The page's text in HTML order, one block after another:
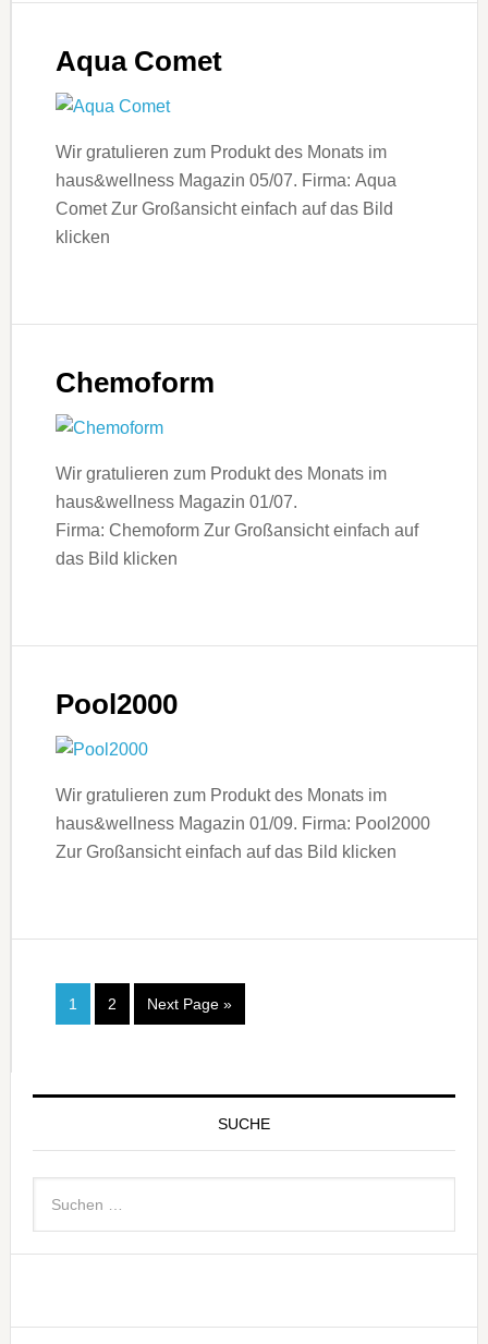
Aqua Comet
Wir gratulieren zum Produkt des Monats im
haus&wellness Magazin 05/07. Firma: Aqua
Comet Zur Großansicht einfach auf das Bild
klicken
Chemoform
Wir gratulieren zum Produkt des Monats im
haus&wellness Magazin 01/07.
Firma: Chemoform Zur Großansicht einfach auf
das Bild klicken
Pool2000
Wir gratulieren zum Produkt des Monats im
haus&wellness Magazin 01/09. Firma: Pool2000
Zur Großansicht einfach auf das Bild klicken
1 2 Next Page »
SUCHE